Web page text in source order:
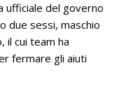
ufficiale del governo
due sessi, maschio
il cui team ha
fermare gli aiuti